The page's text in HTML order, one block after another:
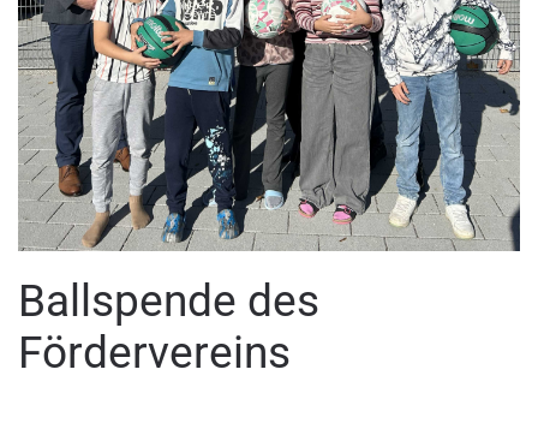
Ballspende des
Fördervereins